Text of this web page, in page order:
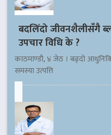
बदलिँदो जीवनशैलीसँगै
उपचार विधि के ?
काठमाण्डौ, ४ जेठ । बढ्दो
समस्या उत्पत्ति